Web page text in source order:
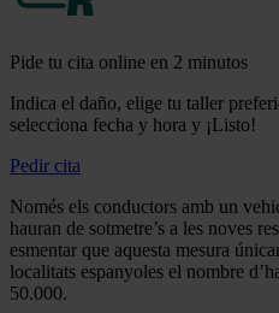
Pide tu cita online en 2 minutos
Indica el daño, elige tu taller
selecciona fecha y hora y ¡Listo!
Pedir cita
Només els conductors amb un
hauran de sotmetre’s a les noves
esmentar que aquesta mesura
localitats espanyoles el nombre
50.000.